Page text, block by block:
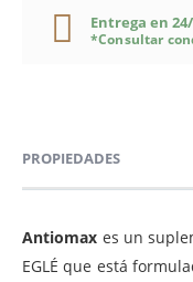
Entrega en
*Consultar
PROPIEDADES
Antiomax es un
EGLÉ que está